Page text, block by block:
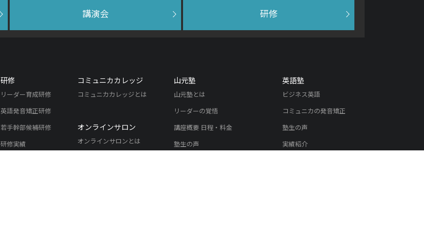
講演会 研修
研修
リーダー育成研修
英語発音矯正研修
若手幹部候補研修
研修実績
コミュニカカレッジ
コミュニカカレッジとは
オンラインサロン
オンラインサロンとは
山元塾
山元塾とは
リーダーの覚悟
講座概要 日程・料金
塾生の声
英語塾
ビジネス英語
コミュニカの発音矯正
塾生の声
実績紹介